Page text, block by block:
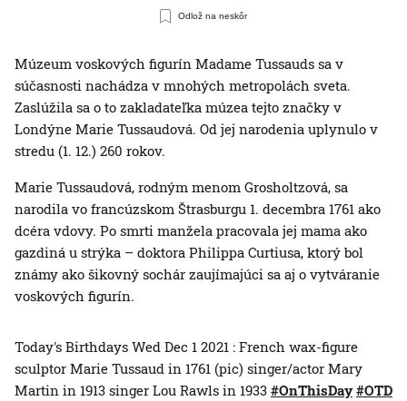
Odlož na neskôr
Múzeum voskových figurín Madame Tussauds sa v
súčasnosti nachádza v mnohých metropolách sveta.
Zaslúžila sa o to zakladateľka múzea tejto značky v
Londýne Marie Tussaudová. Od jej narodenia uplynulo v
stredu (1. 12.) 260 rokov.
Marie Tussaudová, rodným menom Grosholtzová, sa
narodila vo francúzskom Štrasburgu 1. decembra 1761 ako
dcéra vdovy. Po smrti manžela pracovala jej mama ako
gazdiná u strýka – doktora Philippa Curtiusa, ktorý bol
známy ako šikovný sochár zaujímajúci sa aj o vytváranie
voskových figurín.
Today's Birthdays Wed Dec 1 2021 : French wax-figure
sculptor Marie Tussaud in 1761 (pic) singer/actor Mary
Martin in 1913 singer Lou Rawls in 1933 #OnThisDay #OTD